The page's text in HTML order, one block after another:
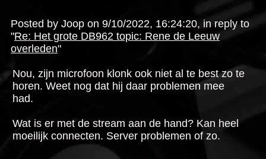
Posted by Joop on 9/10/2022, 16:24:20, in reply to
"Re: Het grote DB962 topic: Rene de Leeuw
overleden"
Nou, zijn microfoon klonk ook niet al te best zo te
horen. Weet nog dat hij daar problemen mee
had.
Wat is er met de stream aan de hand? Kan heel
moeilijk connecten. Server problemen of zo.